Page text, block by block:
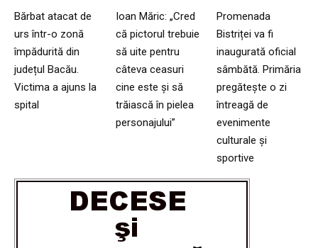
Bărbat atacat de
urs într-o zonă
împădurită din
județul Bacău.
Victima a ajuns la
spital
Ioan Măric: „Cred
că pictorul trebuie
să uite pentru
câteva ceasuri
cine este și să
trăiască în pielea
personajului”
Promenada
Bistriței va fi
inaugurată oficial
sâmbătă. Primăria
pregătește o zi
întreagă de
evenimente
culturale și
sportive